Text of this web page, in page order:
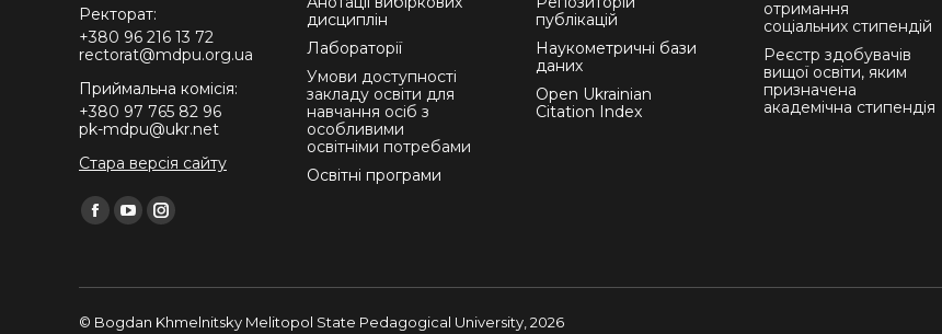
Ректорат:
+380 96 216 13 72
rectorat@mdpu.org.ua
Приймальна комісія:
+380 97 765 82 96
pk-mdpu@ukr.net
Стара версія сайту
Find us on:
Facebook
YouTubeInstagram
дисциплін
Лабораторії
Умови доступності
закладу освіти для
навчання осіб з
особливими
освітніми потребами
Освітні програми
публікацій
Наукометричні бази
даних
Open Ukrainian
Citation Index
отримання
соціальних стипендій
Реєстр здобувачів
вищої освіти, яким
призначена
академічна стипендія
© Bogdan Khmelnitsky Melitopol State Pedagogical University, 2026